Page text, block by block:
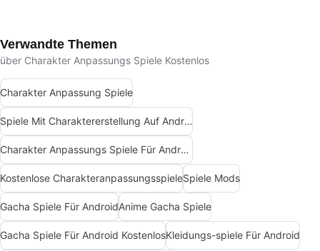
Verwandte Themen
über Charakter Anpassungs Spiele Kostenlos
Charakter Anpassung Spiele
Spiele Mit Charaktererstellung Auf Android
Charakter Anpassungs Spiele Für Android
Kostenlose CharakteranpassungsspieleSpiele Mods
Gacha Spiele Für AndroidAnime Gacha Spiele
Gacha Spiele Für Android KostenlosKleidungs-spiele Für Android